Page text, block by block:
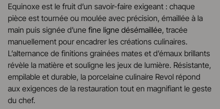
Equinoxe est le fruit d’un savoir-faire exigeant : chaque
pièce est tournée ou moulée avec précision, émaillée à la
main puis signée d’une fine ligne désémaillée, tracée
manuellement pour encadrer les créations culinaires.
L’alternance de finitions grainées mates et d’émaux brillants
révèle la matière et souligne les jeux de lumière. Résistante,
empilable et durable, la porcelaine culinaire Revol répond
aux exigences de la restauration tout en magnifiant le geste
du chef.